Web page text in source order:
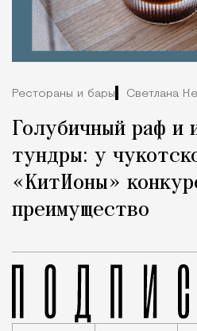
Рестораны и бары Светлана
Голубичный раф и
тундры: у
«КитИоны»
преимущество